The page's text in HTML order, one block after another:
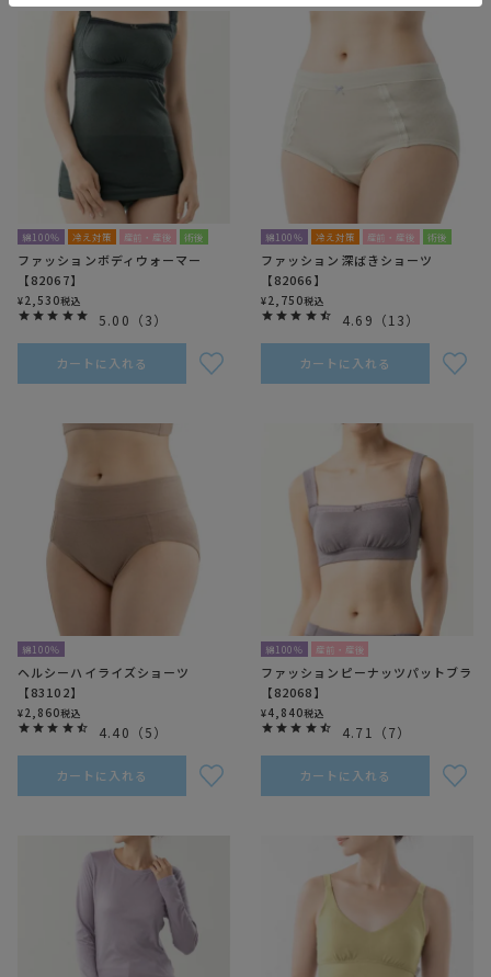
綿100％ 冷え対策 産前・産後 術後
ファッションボディウォーマー
【82067】
¥2,530税込
5.00 （3）
カートに入れる
綿100％ 冷え対策 産前・産後 術後
ファッション深ばきショーツ
【82066】
¥2,750税込
4.69 （13）
カートに入れる
綿100％
ヘルシーハイライズショーツ
【83102】
¥2,860税込
4.40 （5）
カートに入れる
綿100％ 産前・産後
ファッションピーナッツパットブラ
【82068】
¥4,840税込
4.71 （7）
カートに入れる